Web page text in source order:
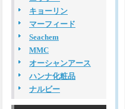
キョーリン
マーフィード
Seachem
MMC
オーシャンアース
ハンナ化粧品
ナルビー